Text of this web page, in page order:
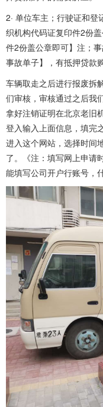
2· 单位车主；行驶证和
织机构代码证复印件2份
件2份盖公章即可】注；
事故单子】，有抵押贷款
车辆取走之后进行报废拆
们审核，审核通过之后我
拿好注销证明在北京老旧
登入输入上面信息，填完
进入这个网站，选择时间
了。《注：填写网上申请
能填写公司开户行账号，